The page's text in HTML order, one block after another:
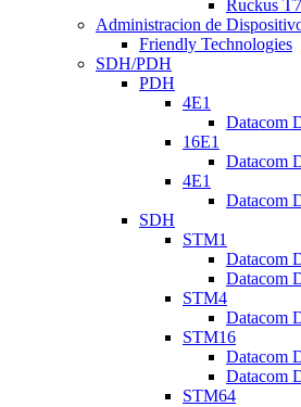
Ruckus
Administracion de
Friendly Technologies
SDH/PDH
PDH
4E1
Datacom
16E1
Datacom
4E1
Datacom
SDH
STM1
Datacom
Datacom
STM4
Datacom
STM16
Datacom
Datacom
STM64